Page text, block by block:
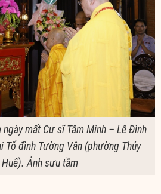
mất Cư sĩ Tâm Minh – Lê Đình
Tổ đình Tường Vân (phường Thủy
Huế). Ảnh sưu tầm